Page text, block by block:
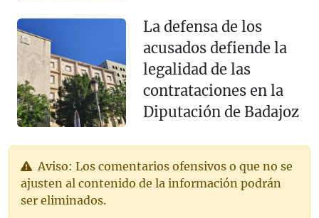
La defensa de los
acusados defiende la
legalidad de las
contrataciones en la
Diputación de Badajoz
Aviso: Los comentarios ofensivos o que no se
ajusten al contenido de la información podrán
ser eliminados.